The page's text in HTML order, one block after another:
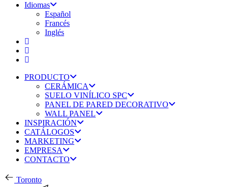
Idiomas
Español
Francés
Inglés
PRODUCTO
CERÁMICA
SUELO VINÍLICO SPC
PANEL DE PARED DECORATIVO
WALL PANEL
INSPIRACIÓN
CATÁLOGOS
MARKETING
EMPRESA
CONTACTO
Toronto